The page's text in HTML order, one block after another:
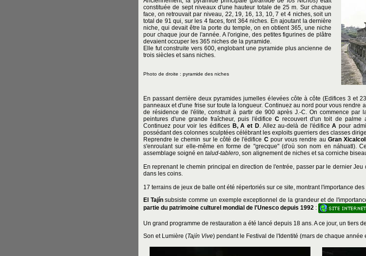
constituée de sept niveaux d'une hauteur totale de 25 m. Sur chaque
face, on retrouvait par niveau, 22, 19, 16, 13, 10, 7 et 4 niches, soit un
total de 91 qui, sur les 4 faces, font 364 niches. En ajoutant la dernière
niche, qui devait être la porte du temple, on en obtient 365, une niche
pour chaque jour de l'année. A l'origine, des petites figurines de plâtre
devaient occuper les 365 niches de la pyramide.
Elle fut construite vers 600, englobant une pyramide plus ancienne de
trois siècles et sans niches.
Photo de droite : pyramide des niches
En passant derrière deux pyramides jumelles élevées côte à côte (Edifices 3 et
panneaux et d'une frise sur toute la longueur. Continuez au nord pour vous rendre
de résidence de l'élite, construit à partir de 900 après J.-C. On commence par
peintures d'une grande fraîcheur, puis l'édificeC recouvert d'un toit de palme
Continuez pour voir les édifices B, A et D. Allez au-delà de l'édificeA pour
possédant des colonnes sculptées célébrant les exploits guerriers des classes
Reprendre le chemin sur le côté de l'édifice Cpour vous rendre au Gran
s'enroulant sur elle-même en forme de "grecque" (d'où son nom en náhuatl).
assemblage soigné en talud-tablero, son alignement de niches et sa corniche
En reprenant le chemin principal en direction de l'entrée, passer par le dernier
dans les coins.
17 terrains de jeux de balle ont été répertoriés sur ce site, montrant l'importance
El Tajínsubsiste comme un exemple exceptionnel de la grandeur et de
partie du patrimoine culturel mondial de l'Unesco depuis 1992 :
Un grand programme de restauration a été lancé depuis 18 ans. A ce jour, un tiers
Son et Lumière (Tajín Vive) pendant le Festival de l'Identité (mars de chaque